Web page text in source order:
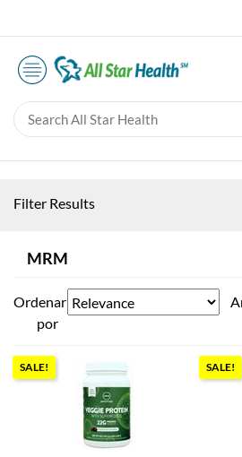
Filter Results
MRM
Ordenar
por
SALE! SALE!